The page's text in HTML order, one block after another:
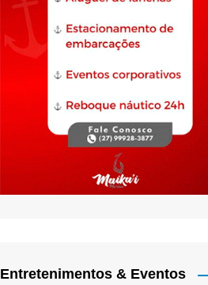
Entretenimentos & Eventos